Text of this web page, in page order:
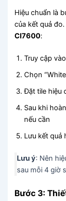
Hiệu chuẩn là
của kết quả
CI7600:
Truy cập
Chọn
Đặt tile hiệu
Sau khi
nếu cần
Lưu kết quả
Lưu ý: Nên
sau mỗi 4 giờ
Bước 3: